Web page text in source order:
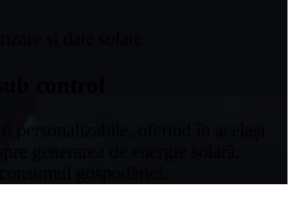
personalizabile, oferind în același